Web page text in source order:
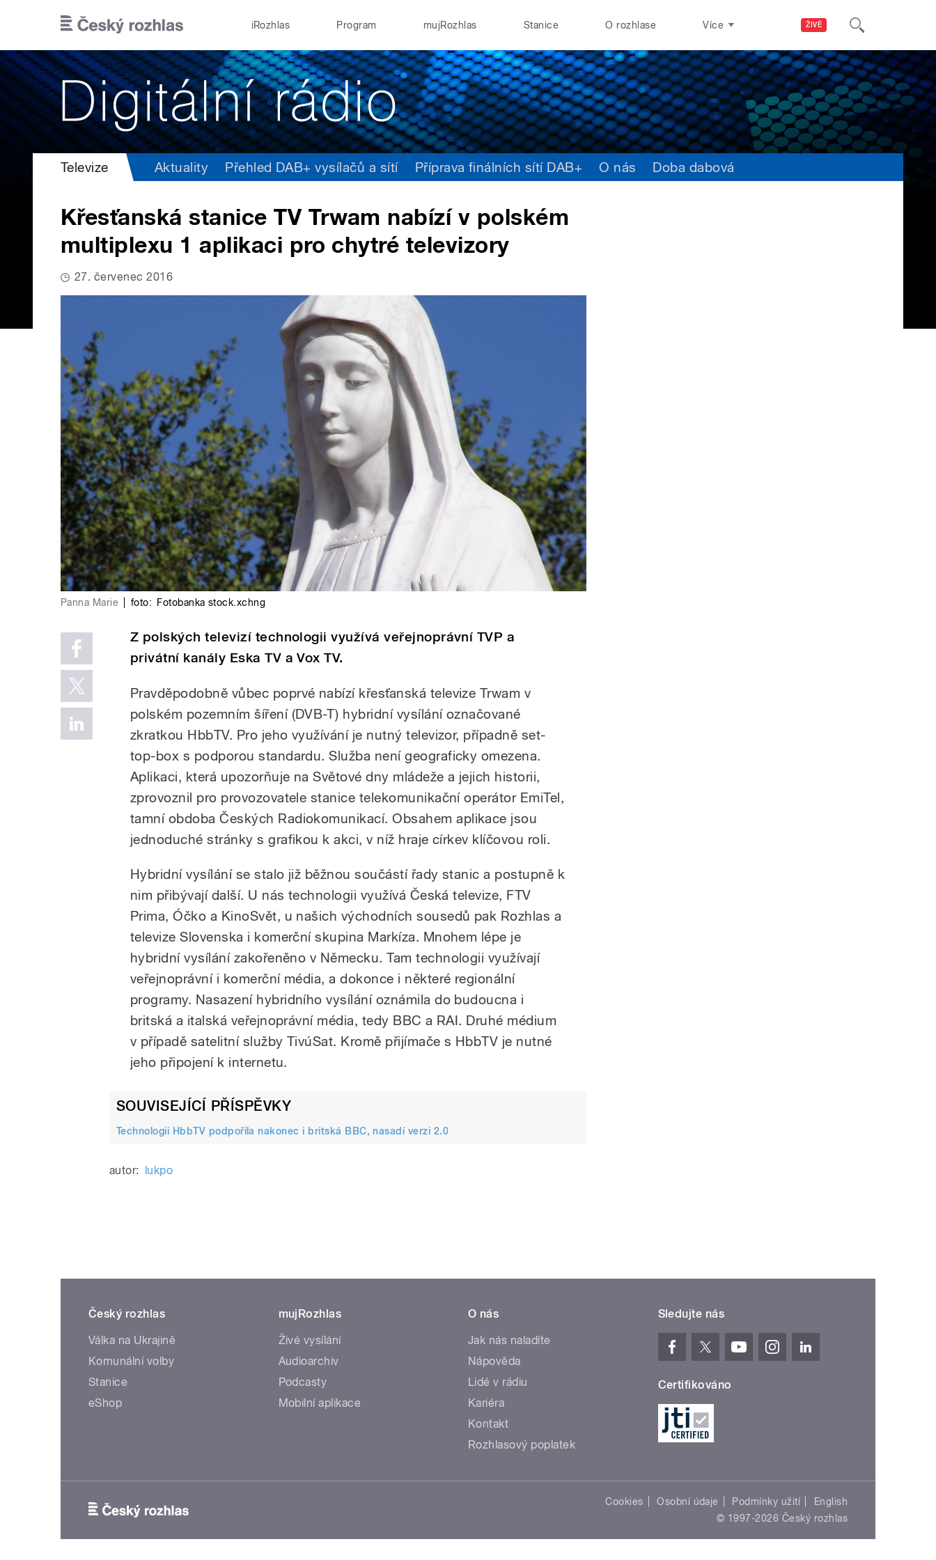
ŽIVĚ
iRozhlas Program mujRozhlas Stanice O rozhlase Více
Televize Aktuality Přehled DAB+ vysílačů a sítí Příprava finálních sítí DAB+ O nás Doba dabová
Křesťanská stanice TV Trwam nabízí v polském
multiplexu 1 aplikaci pro chytré televizory
27. červenec 2016
Panna Marie foto: Fotobanka stock.xchng
Z polských televizí technologii využívá veřejnoprávní TVP a
privátní kanály Eska TV a Vox TV.
Pravděpodobně vůbec poprvé nabízí křesťanská televize Trwam v
polském pozemním šíření (DVB-T) hybridní vysílání označované
zkratkou HbbTV. Pro jeho využívání je nutný televizor, případně set-
top-box s podporou standardu. Služba není geograficky omezena.
Aplikaci, která upozorňuje na Světové dny mládeže a jejich historii,
zprovoznil pro provozovatele stanice telekomunikační operátor EmiTel,
tamní obdoba Českých Radiokomunikací. Obsahem aplikace jsou
jednoduché stránky s grafikou k akci, v níž hraje církev klíčovou roli.
Hybridní vysílání se stalo již běžnou součástí řady stanic a postupně k
nim přibývají další. U nás technologii využívá Česká televize, FTV
Prima, Óčko a KinoSvět, u našich východních sousedů pak Rozhlas a
televize Slovenska i komerční skupina Markíza. Mnohem lépe je
hybridní vysílání zakořeněno v Německu. Tam technologii využívají
veřejnoprávní i komerční média, a dokonce i některé regionální
programy. Nasazení hybridního vysílání oznámila do budoucna i
britská a italská veřejnoprávní média, tedy BBC a RAI. Druhé médium
v případě satelitní služby TivúSat. Kromě přijímače s HbbTV je nutné
jeho připojení k internetu.
SOUVISEJÍCÍ PŘÍSPĚVKY
Technologii HbbTV podpořila nakonec i britská BBC, nasadí verzi 2.0
autor: lukpo
Český rozhlas
Válka na Ukrajině
Komunální volby
Stanice
eShop
mujRozhlas
Živé vysílání
Audioarchiv
Podcasty
Mobilní aplikace
O nás
Jak nás naladíte
Nápověda
Lidé v rádiu
Kariéra
Kontakt
Rozhlasový poplatek
Sledujte nás
Certifikováno
Cookies Osobní údaje Podmínky užití
English
© 1997-2026 Český rozhlas